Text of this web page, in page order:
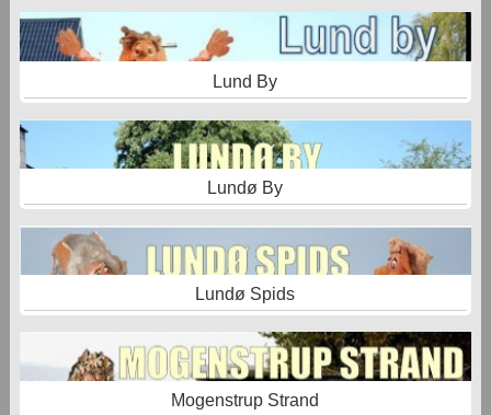
Lund By
Lundø By
Lundø Spids
Mogenstrup Strand